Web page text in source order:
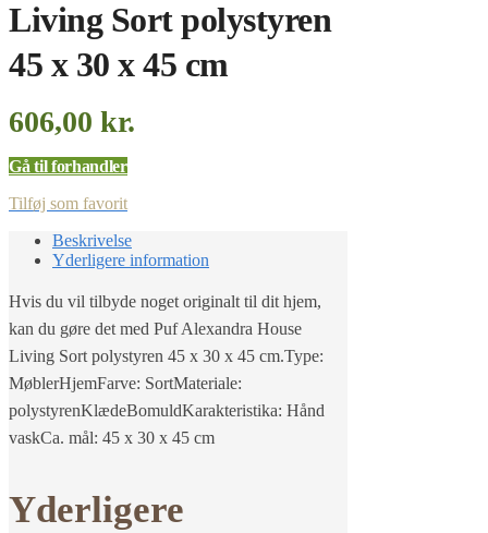
Living Sort polystyren
45 x 30 x 45 cm
606,00 kr.
Gå til forhandler
Tilføj som favorit
Beskrivelse
Yderligere information
Hvis du vil tilbyde noget originalt til dit hjem,
kan du gøre det med Puf Alexandra House
Living Sort polystyren 45 x 30 x 45 cm.Type:
MøblerHjemFarve: SortMateriale:
polystyrenKlædeBomuldKarakteristika: Hånd
vaskCa. mål: 45 x 30 x 45 cm
Yderligere